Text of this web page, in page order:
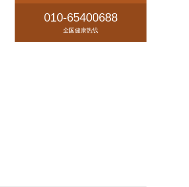
010-65400688
全国健康热线